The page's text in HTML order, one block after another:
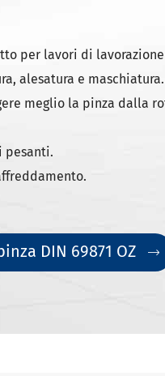
per lavori di
alesatura e maschiatura.
meglio la pinza dalla
pesanti.
DIN 69871 OZ 